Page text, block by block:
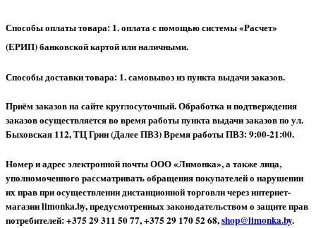
Способы оплаты товара: 1. оплата с помощью системы «Расчет»
(ЕРИП) банковской картой или наличными.
Способы доставки товара: 1. самовывоз из пункта выдачи заказов.
Приём заказов на сайте круглосуточный. Обработка и подтверждения
заказов осуществляется во время работы пункта выдачи заказов по ул.
Быховская 112, ТЦ Грин (Далее ПВЗ) Время работы ПВЗ: 9:00-21:00.
Номер и адрес электронной почты ООО «Лимонка», а также лица,
уполномоченного рассматривать обращения покупателей о нарушении
их прав при осуществлении дистанционной торговли через интернет-
магазин limonka.by, предусмотренных законодательством о защите прав
потребителей: +375 29 311 50 77, +375 29 170 52 68,shop@limonka.by.